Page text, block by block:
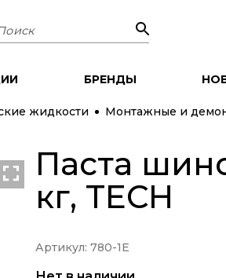
БРЕНДЫ
жидкости Монтажные и
Паста
кг, TECH
Артикул: 780-1Е